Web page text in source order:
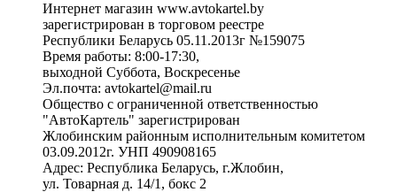
Интернет магазин www.avtokartel.by
зарегистрирован в торговом реестре
Республики Беларусь 05.11.2013г №159075
Время работы: 8:00-17:30,
выходной Суббота, Воскресенье
Эл.почта: avtokartel@mail.ru
Общество с ограниченной ответственностью
"АвтоКартель" зарегистрирован
Жлобинским районным исполнительным комитетом
03.09.2012г. УНП 490908165
Адрес: Республика Беларусь, г.Жлобин,
ул. Товарная д. 14/1, бокс 2